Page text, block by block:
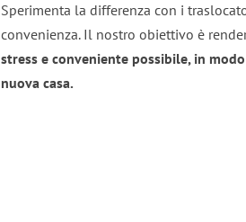
Sperimenta la differenza con i
convenienza. Il nostro obiettivo è
stress e conveniente possibile, in
nuova casa.